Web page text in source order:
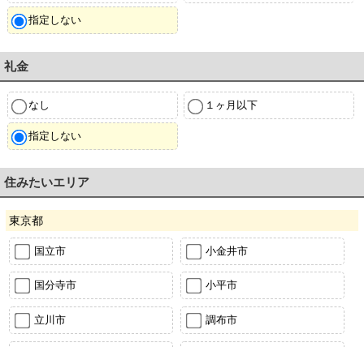
指定しない
礼金
なし １ヶ月以下
指定しない
住みたいエリア
東京都
国立市 小金井市
国分寺市 小平市
立川市 調布市